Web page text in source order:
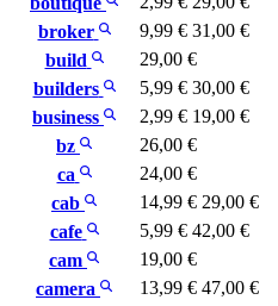
broker
9,99 € 31,00 €
build
29,00 €
builders
5,99 € 30,00 €
business
2,99 € 19,00 €
bz
26,00 €
ca
24,00 €
cab
14,99 € 29,00 €
cafe
5,99 € 42,00 €
cam
19,00 €
camera
13,99 € 47,00 €